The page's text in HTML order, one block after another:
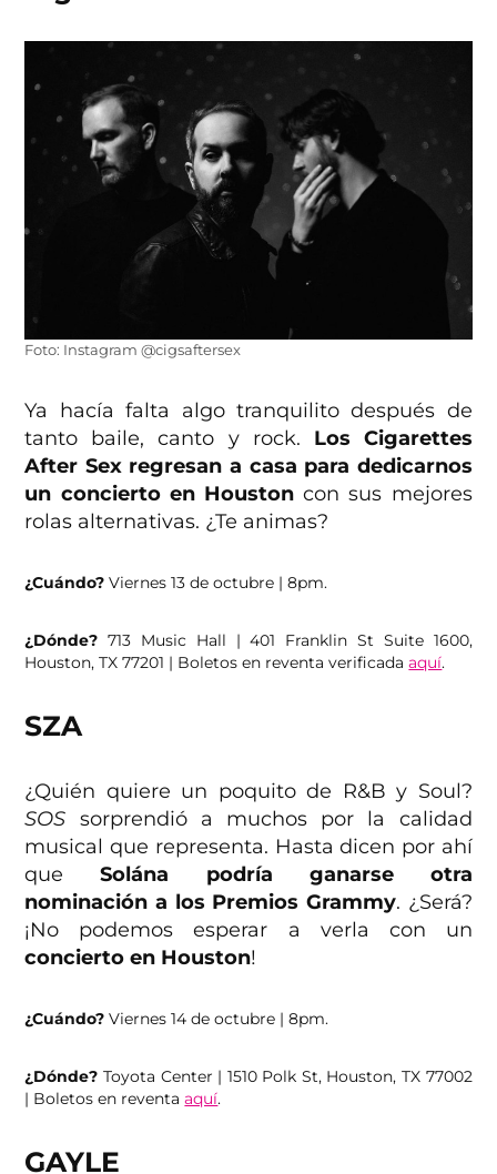
Foto: Instagram @cigsaftersex
Ya hacía falta algo tranquilito después de
tanto baile, canto y rock. Los Cigarettes
After Sex regresan a casa para dedicarnos
un concierto en Houston con sus mejores
rolas alternativas. ¿Te animas?
¿Cuándo? Viernes 13 de octubre | 8pm.
¿Dónde? 713 Music Hall | 401 Franklin St Suite 1600,
Houston, TX 77201 | Boletos en reventa verificadaaquí.
SZA
¿Quién quiere un poquito de R&B y Soul?
SOS sorprendió a muchos por la calidad
musical que representa. Hasta dicen por ahí
queSolána podría ganarse otra
nominación a los Premios Grammy. ¿Será?
¡No podemos esperar a verla con un
concierto en Houston!
¿Cuándo? Viernes 14 de octubre | 8pm.
¿Dónde? Toyota Center | 1510 Polk St, Houston, TX 77002
| Boletos en reventaaquí.
GAYLE